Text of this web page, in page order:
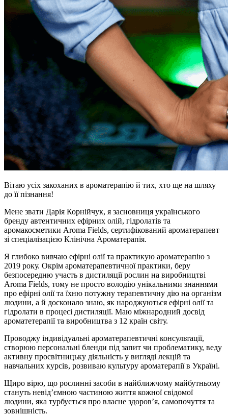
Вітаю усіх закоханих в ароматерапію й тих, хто ще на шляху
до її пізнання!
Мене звати Дарія Корнійчук, я засновниця українського
бренду автентичних ефірних олій, гідролатів та
аромакосметики Aroma Fields, сертифікований ароматерапевт
зі спеціалізацією Клінічна Ароматерапія.
Я глибоко вивчаю ефірні олії та практикую ароматерапію з
2019 року. Окрім ароматерапевтичної практики, беру
безпосередню участь в дистиляції рослин на виробництві
Aroma Fields, тому не просто володію унікальними знаннями
про ефірні олії та їхню потужну терапевтичну дію на організм
людини, а й досконало знаю, як народжуються ефірні олії та
гідролати в процесі дистиляції. Маю міжнародний досвід
ароматетерапії та виробництва з 12 країн світу.
Проводжу індивідуальні ароматерапевтичні консультації,
створюю персональні бленди під запит чи проблематику, веду
активну просвітницьку діяльність у вигляді лекцій та
навчальних курсів, розвиваю культуру ароматерапії в Україні.
Щиро вірю, що рослинні засоби в найближчому майбутньому
стануть невід’ємною частиною життя кожної свідомої
людини, яка турбується про власне здоров’я, самопочуття та
зовнішність.